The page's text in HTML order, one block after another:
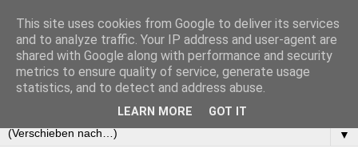
▼
This site uses cookies from Google to deliver its services
and to analyze traffic. Your IP address and user-agent are
shared with Google along with performance and security
metrics to ensure quality of service, generate usage
statistics, and to detect and address abuse.
LEARN MORE GOT IT